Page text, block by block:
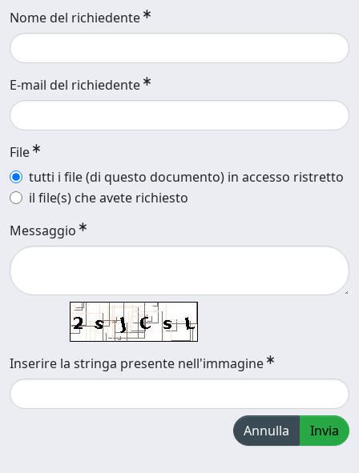
Nome del richiedente
E-mail del richiedente
File
tutti i file (di questo documento) in accesso ristretto
il file(s) che avete richiesto
Messaggio
Inserire la stringa presente nell'immagine
Annulla Invia